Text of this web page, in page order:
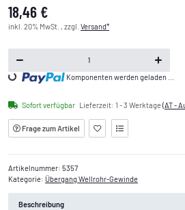
18,46 €
inkl. 20% MwSt. , zzgl. Versand*
Loading... Komponenten werden geladen ...
Sofort verfügbar Lieferzeit: 1 - 3 Werktage(AT -
Frage zum Artikel
Artikelnummer: 5357
Kategorie: Übergang Wellrohr-Gewinde
Beschreibung